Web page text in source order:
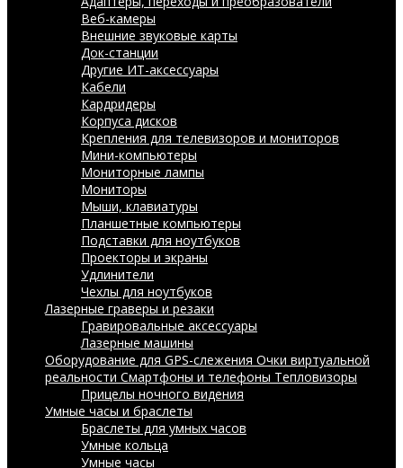
Веб-камеры
Внешние звуковые карты
Док-станции
Другие ИТ-аксессуары
Кабели
Кардридеры
Корпуса дисков
Крепления для телевизоров и мониторов
Мини-компьютеры
Мониторные лампы
Мониторы
Мыши, клавиатуры
Планшетные компьютеры
Подставки для ноутбуков
Проекторы и экраны
Удлинители
Чехлы для ноутбуков
Лазерные граверы и резаки
Гравировальные аксессуары
Лазерные машины
Оборудование для GPS-слежения Очки виртуальной
реальности Смартфоны и телефоны Тепловизоры
Прицелы ночного видения
Умные часы и браслеты
Браслеты для умных часов
Умные кольца
Умные часы